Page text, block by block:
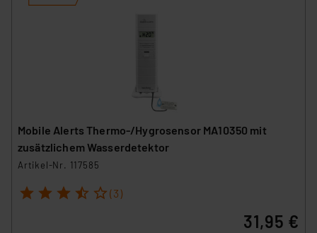
Mobile Alerts Thermo-/Hygrosensor MA10350 mit
zusätzlichem Wasserdetektor
Artikel-Nr. 117585
1 2 3 4 5 (3)
31,95 €